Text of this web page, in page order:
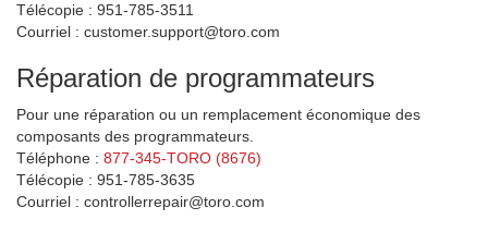
Télécopie : 951-785-3511
Courriel : customer.support@toro.com
Réparation de programmateurs
Pour une réparation ou un remplacement économique des
composants des programmateurs.
Téléphone : 877-345-TORO (8676)
Télécopie : 951-785-3635
Courriel : controllerrepair@toro.com